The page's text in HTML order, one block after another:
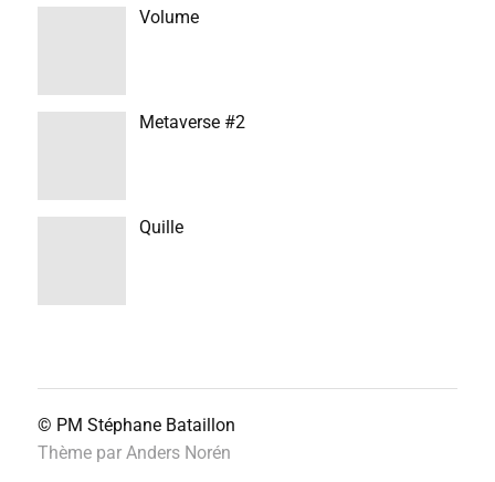
Volume
Metaverse #2
Quille
© PM Stéphane Bataillon
Thème par Anders Norén